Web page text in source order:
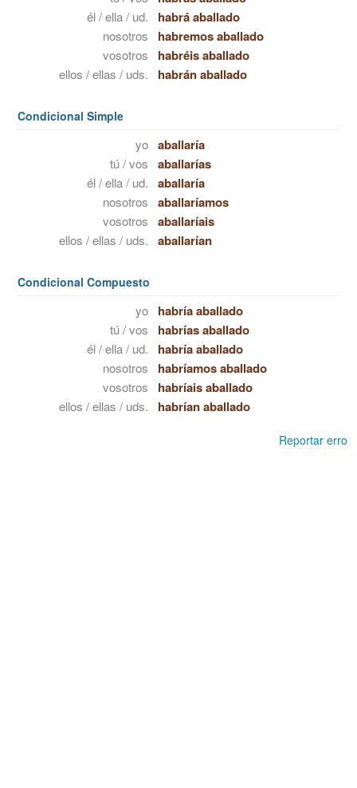
él / ella / ud. habrá aballado
nosotros habremos aballado
vosotros habréis aballado
ellos / ellas / uds. habrán aballado
Condicional Simple
yo aballaría
tú / vos aballarías
él / ella / ud. aballaría
nosotros aballaríamos
vosotros aballaríais
ellos / ellas / uds. aballarían
Condicional Compuesto
yo habría aballado
tú / vos habrías aballado
él / ella / ud. habría aballado
nosotros habríamos aballado
vosotros habríais aballado
ellos / ellas / uds. habrían aballado
Reportar erro